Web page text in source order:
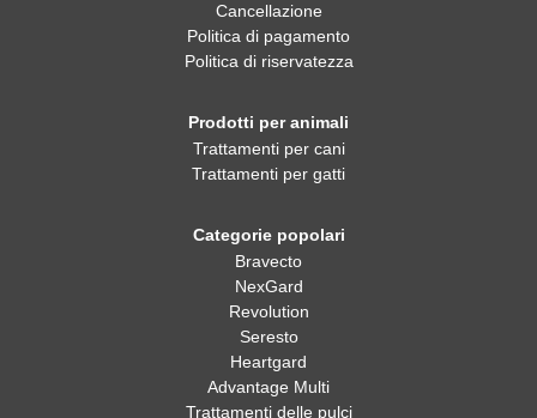
Cancellazione
Politica di pagamento
Politica di riservatezza
Prodotti per animali
Trattamenti per cani
Trattamenti per gatti
Categorie popolari
Bravecto
NexGard
Revolution
Seresto
Heartgard
Advantage Multi
Trattamenti delle pulci